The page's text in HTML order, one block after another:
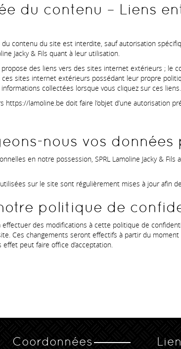
du contenu – Liens
contenu du site est interdite, sauf autorisation
Jacky & Fils quant à leur utilisation.
propose des liens vers des sites internet extérieurs ;
ces sites internet extérieurs possédant leur propre
collectées lorsque vous cliquez sur ces
lamoline.be doit faire l’objet d’une autorisation
nous vos données
en notre possession, SPRL Lamoline Jacky &
sur le site sont régulièrement mises à jour afin
politique de
effectuer des modifications à cette politique de
Ces changements seront effectifs à partir du
peut faire office d’acceptation.
Coordonnées